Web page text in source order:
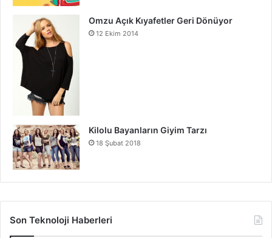
Omzu Açık Kıyafetler Geri Dönüyor
12 Ekim 2014
Kilolu Bayanların Giyim Tarzı
18 Şubat 2018
Son Teknoloji Haberleri